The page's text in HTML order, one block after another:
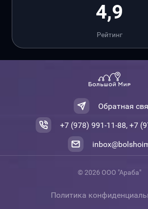
4,9
Рейтинг
Обратная
+7 (978) 991-11-88, +7
© 2026 ООО "Араба"
Политика